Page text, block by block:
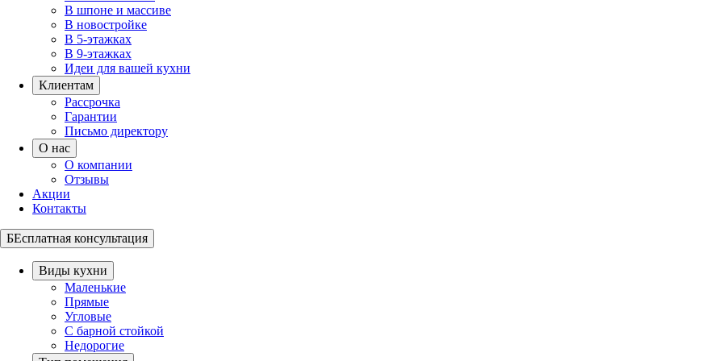
В шпоне и массиве
В новостройке
В 5-этажках
В 9-этажках
Идеи для вашей кухни
Клиентам
Рассрочка
Гарантии
Письмо директору
О нас
О компании
Отзывы
Акции
Контакты
БЕсплатная консультация
Виды кухни
Маленькие
Прямые
Угловые
С барной стойкой
Недорогие